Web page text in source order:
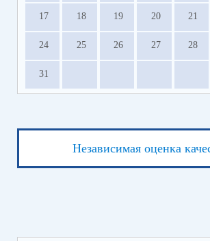
17 18 19 20 21
24 25 26 27 28
31
Независимая оценка